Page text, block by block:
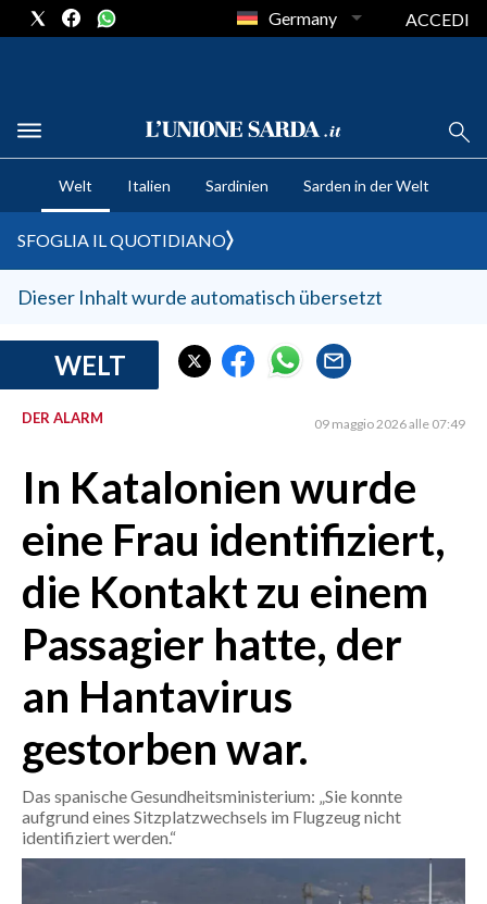
CRONACA SARDEGNA
CAGLIARI
SULCIS IGLESIENTE
MEDIO CAMPIDANO
SASSARI E PROVINCIA
GALLURA
NUORO E PROVINCIA
AGENDA
CRONACA
MONDO
POLITICA
ECONOMIA
SERVIZI ALLE IMPRESE
LAVORO
BANDI
Germany ACCEDI
Welt Italien Sardinien Sarden in der Welt
SFOGLIA IL QUOTIDIANO
Dieser Inhalt wurde automatisch übersetzt
WELT
DER ALARM 09 maggio 2026 alle 07:49
In Katalonien wurde
eine Frau identifiziert,
die Kontakt zu einem
Passagier hatte, der
an Hantavirus
gestorben war.
Das spanische Gesundheitsministerium: „Sie konnte
aufgrund eines Sitzplatzwechsels im Flugzeug nicht
identifiziert werden.“